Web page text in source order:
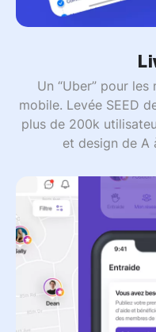
Un “Uber” pour
mobile. Levée SEED
plus de 200k
et design de A